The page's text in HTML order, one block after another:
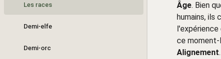
Les races
Demi-elfe
Demi-orc
Âge. Bien
humains, ils
ce moment-
Alignement